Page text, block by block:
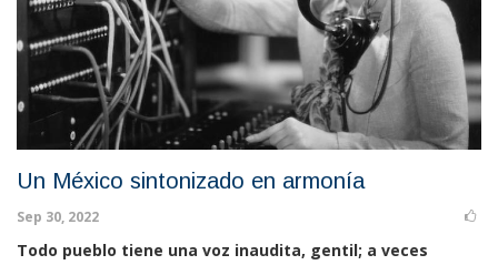
Un México sintonizado en armonía
Sep 30, 2022
Todo pueblo tiene una voz inaudita, gentil; a veces